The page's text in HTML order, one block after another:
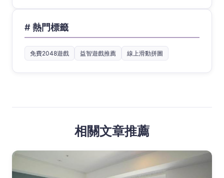
# 熱門標籤
免費2048遊戲 益智遊戲推薦 線上滑動拼圖
相關文章推薦